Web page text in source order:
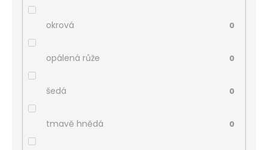
okrová 0
opálená růže 0
šedá 0
tmavě hnědá 0